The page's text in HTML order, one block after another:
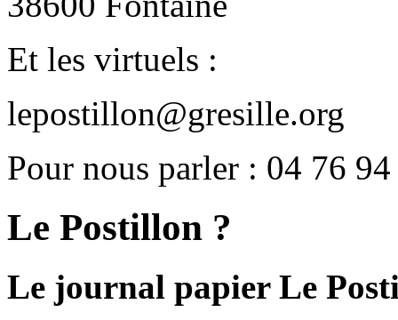
Et les virtuels :
lepostillon@gresille.org
Pour nous parler : 04 76
Le Postillon ?
Le journal papier Le